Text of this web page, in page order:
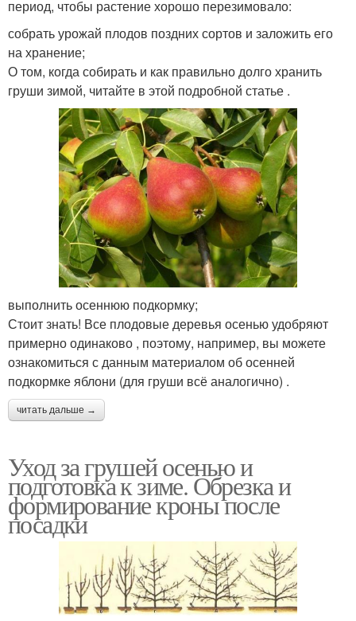
период, чтобы растение хорошо перезимовало:
собрать урожай плодов поздних сортов и заложить его
на хранение;
О том, когда собирать и как правильно долго хранить
груши зимой, читайте в этой подробной статье .
выполнить осеннюю подкормку;
Стоит знать! Все плодовые деревья осенью удобряют
примерно одинаково , поэтому, например, вы можете
ознакомиться с данным материалом об осенней
подкормке яблони (для груши всё аналогично) .
читать дальше →
Уход за грушей осенью и
подготовка к зиме. Обрезка и
формирование кроны после
посадки